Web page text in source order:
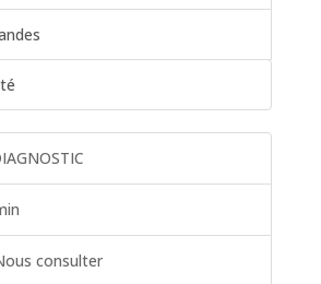
consulter